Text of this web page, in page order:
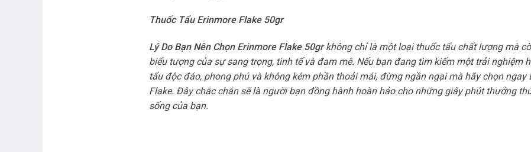
Thuốc Tẩu Erinmore Flake 50gr
Lý Do Bạn Nên Chọn Erinmore Flake 50grkhông chỉ là một loại thuốc tẩu chất lượng mà
biểu tượng của sự sang trọng, tinh tế và đam mê. Nếu bạn đang tìm kiếm một trải nghiệm
tẩu độc đáo, phong phú và không kém phần thoải mái, đừng ngần ngại mà hãy chọn ngay
Flake. Đây chắc chắn sẽ là người bạn đồng hành hoàn hảo cho những giây phút thưởng
sống của bạn.